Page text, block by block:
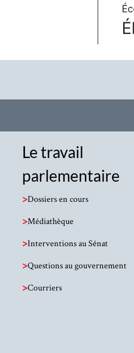
Le travail
parlementaire
>Dossiers en cours
>Médiathèque
>Interventions au Sénat
>Questions au gouvernement
>Courriers